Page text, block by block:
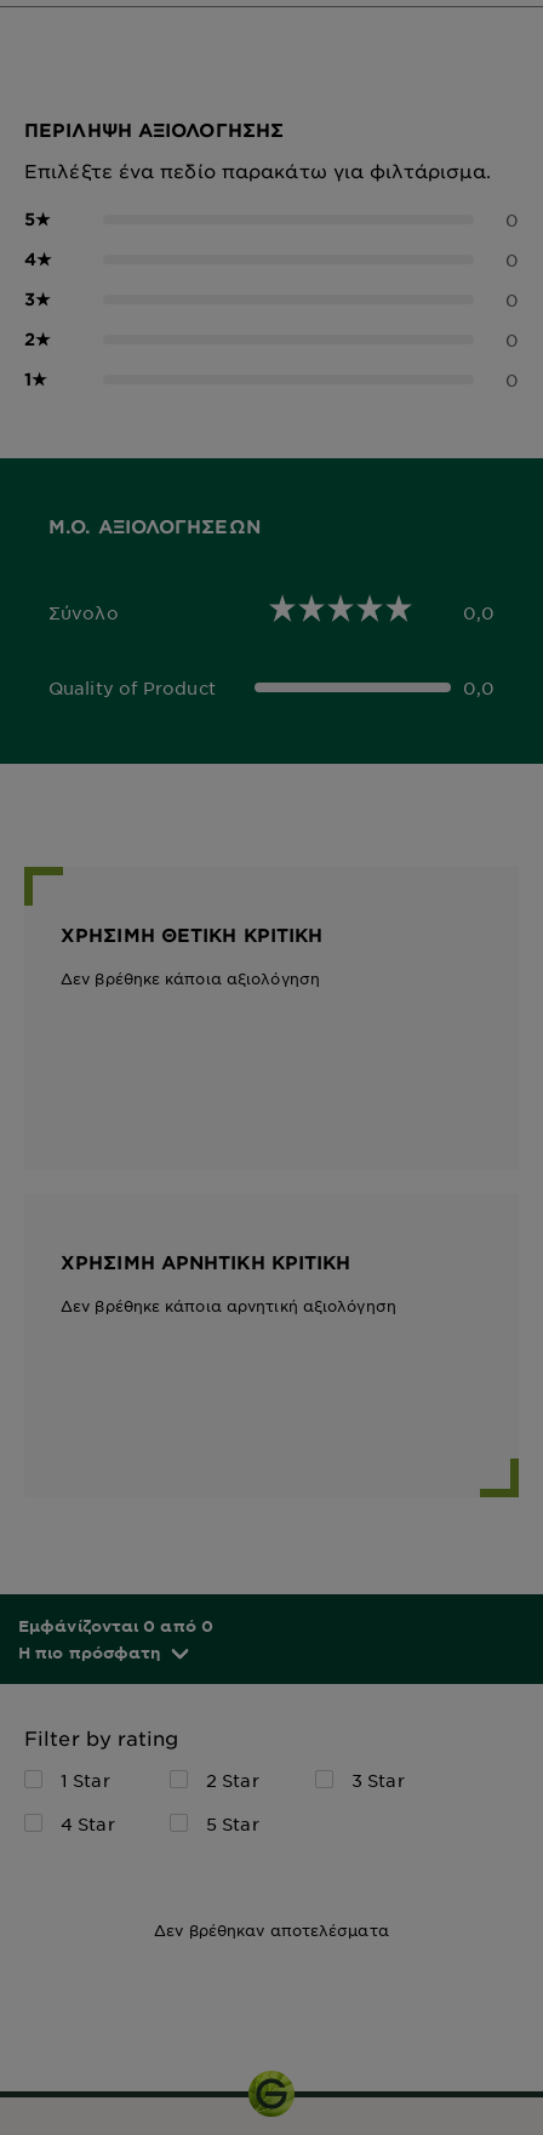
ΠΕΡΊΛΗΨΗ ΑΞΙΟΛΌΓΗΣΗΣ
Επιλέξτε ένα πεδίο παρακάτω για φιλτάρισμα.
5★ 0
4★ 0
3★ 0
2★ 0
1★ 0
Μ.Ο. ΑΞΙΟΛΟΓΉΣΕΩΝ
Σύνολο
0,0 out of 5 stars 0,0
Quality of Product
0,0 out of 5 stars 0,0
ΧΡΉΣΙΜΗ ΘΕΤΙΚΉ ΚΡΙΤΙΚΉ
Δεν βρέθηκε κάποια αξιολόγηση
ΧΡΉΣΙΜΗ ΑΡΝΗΤΙΚΉ ΚΡΙΤΙΚΉ
Δεν βρέθηκε κάποια αρνητική αξιολόγηση
Εμφάνίζονται 0 από 0
Η πιο πρόσφατη
Filter by rating
1 Star 2 Star
3 Star
4 Star
5 Star
Δεν βρέθηκαν αποτελέσματα